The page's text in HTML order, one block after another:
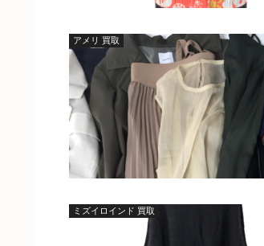
アメリ 買取
ミズイロインド 買取